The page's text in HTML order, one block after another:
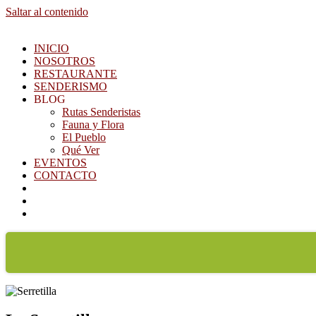
Saltar al contenido
INICIO
NOSOTROS
RESTAURANTE
SENDERISMO
BLOG
Rutas Senderistas
Fauna y Flora
El Pueblo
Qué Ver
EVENTOS
CONTACTO